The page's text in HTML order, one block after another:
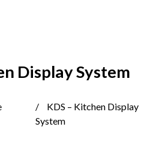
Display System
KDS – Kitchen Display
System